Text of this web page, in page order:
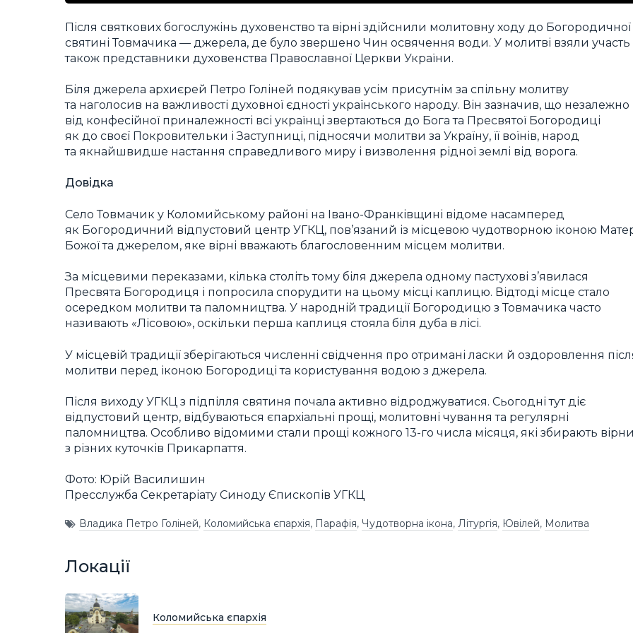
Після святкових богослужінь духовенство та вірні здійснили молитовну ходу до Богородичної
святині Товмачика — джерела, де було звершено Чин освячення води. У молитві взяли участь
також представники духовенства Православної Церкви України.
Біля джерела архиєрей Петро Голіней подякував усім присутнім за спільну молитву
та наголосив на важливості духовної єдності українського народу. Він зазначив, що незалежно
від конфесійної приналежності всі українці звертаються до Бога та Пресвятої Богородиці
як до своєї Покровительки і Заступниці, підносячи молитви за Україну, її воїнів, народ
та якнайшвидше настання справедливого миру і визволення рідної землі від ворога.
Довідка
Село Товмачик у Коломийському районі на Івано-Франківщині відоме насамперед
як Богородичний відпустовий центр УГКЦ, пов’язаний із місцевою чудотворною іконою
Божої та джерелом, яке вірні вважають благословенним місцем молитви.
За місцевими переказами, кілька століть тому біля джерела одному пастухові з’явилася
Пресвята Богородиця і попросила спорудити на цьому місці каплицю. Відтоді місце стало
осередком молитви та паломництва. У народній традиції Богородицю з Товмачика часто
називають «Лісовою», оскільки перша каплиця стояла біля дуба в лісі.
У місцевій традиції зберігаються численні свідчення про отримані ласки й оздоровлення
молитви перед іконою Богородиці та користування водою з джерела.
Після виходу УГКЦ з підпілля святиня почала активно відроджуватися. Сьогодні тут діє
відпустовий центр, відбуваються єпархіальні прощі, молитовні чування та регулярні
паломництва. Особливо відомими стали прощі кожного 13-го числа місяця, які збирають
з різних куточків Прикарпаття.
Фото: Юрій Василишин
Пресслужба Секретаріату Синоду Єпископів УГКЦ
Владика Петро Голіней, Коломийська єпархія, Парафія, Чудотворна ікона, Літургія, Ювілей, Молитва
Локації
Коломийська єпархія